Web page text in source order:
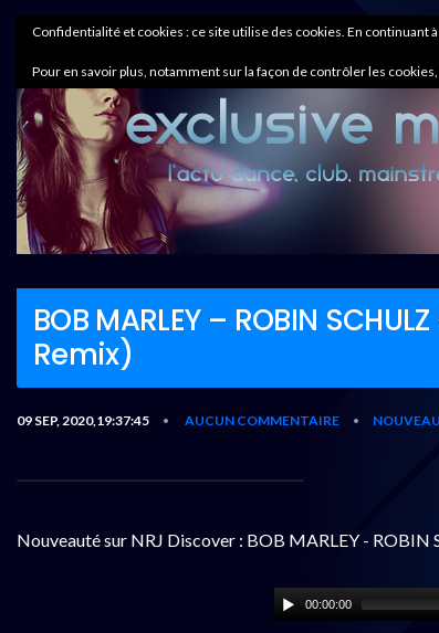
BOB MARLEY – ROBIN
Remix)
09 SEP, 2020,19:37:45 • AUCUN COMMENTAIRE •
Nouveauté sur NRJ Discover : BOB MARLEY - ROBIN
00:00:00
Confidentialité et cookies : ce site utilise des cookies. En continuant
Pour en savoir plus, notamment sur la façon de contrôler les